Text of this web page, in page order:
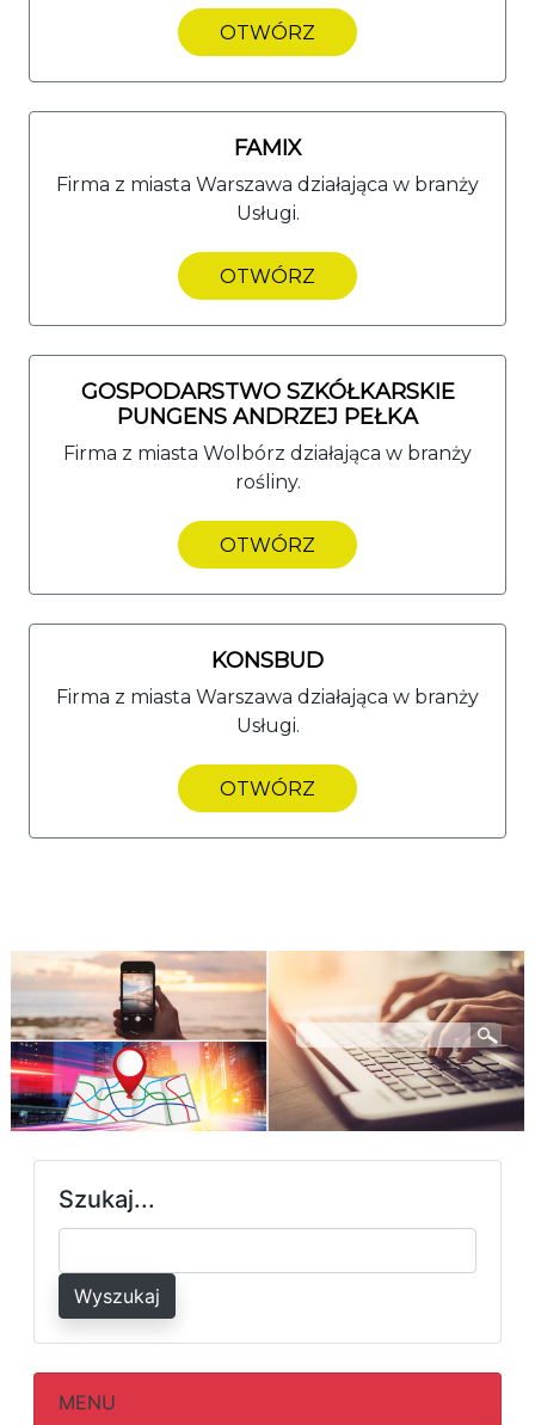
OTWÓRZ
FAMIX
Firma z miasta Warszawa działająca w branży
Usługi.
OTWÓRZ
GOSPODARSTWO SZKÓŁKARSKIE
PUNGENS ANDRZEJ PEŁKA
Firma z miasta Wolbórz działająca w branży
rośliny.
OTWÓRZ
KONSBUD
Firma z miasta Warszawa działająca w branży
Usługi.
OTWÓRZ
Szukaj...
Wyszukaj
MENU